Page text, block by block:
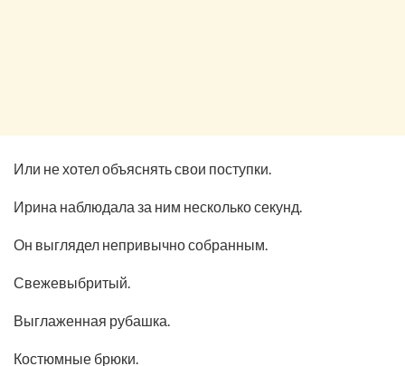
Или не хотел объяснять свои поступки.
Ирина наблюдала за ним несколько секунд.
Он выглядел непривычно собранным.
Свежевыбритый.
Выглаженная рубашка.
Костюмные брюки.